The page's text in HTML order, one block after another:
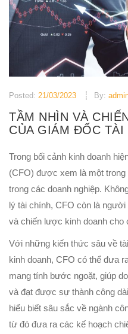
Posted: 21/03/2023 By:
TẦM NHÌN VÀ
CỦA GIÁM ĐỐC TÀI
Trong bối cảnh kinh doanh
(CFO) được xem là một
trong các doanh nghiệp.
lý tài chính, CFO còn là
và chiến lược kinh doanh cho
Với những kiến thức sâu về
kinh doanh, CFO có thể đưa
mang tính bước ngoặt, giúp
và đạt được sự thành công
hiểu biết sâu sắc về ngành
từ đó đưa ra các kế hoạch